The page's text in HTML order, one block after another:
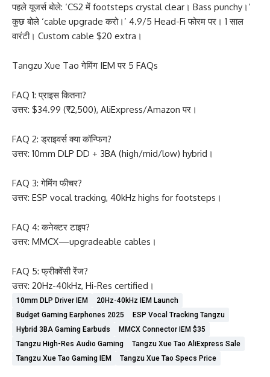
पहले यूजर्स बोले: ‘CS2 में footsteps crystal clear। Bass punchy।’
कुछ बोले ‘cable upgrade करो।’ 4.9/5 Head-Fi फोरम पर। 1 साल
वारंटी। Custom cable $20 extra।
Tangzu Xue Tao गेमिंग IEM पर 5 FAQs
FAQ 1: प्राइस कितना?
उत्तर: $34.99 (₹2,500), AliExpress/Amazon पर।
FAQ 2: ड्राइवर्स क्या कॉन्फिग?
उत्तर: 10mm DLP DD + 3BA (high/mid/low) hybrid।
FAQ 3: गेमिंग फीचर?
उत्तर: ESP vocal tracking, 40kHz highs for footsteps।
FAQ 4: कनेक्टर टाइप?
उत्तर: MMCX—upgradeable cables।
FAQ 5: फ्रीक्वेंसी रेंज?
उत्तर: 20Hz-40kHz, Hi-Res certified।
10mm DLP Driver IEM
20Hz-40kHz IEM Launch
Budget Gaming Earphones 2025
ESP Vocal Tracking Tangzu
Hybrid 3BA Gaming Earbuds
MMCX Connector IEM $35
Tangzu High-Res Audio Gaming
Tangzu Xue Tao AliExpress Sale
Tangzu Xue Tao Gaming IEM
Tangzu Xue Tao Specs Price